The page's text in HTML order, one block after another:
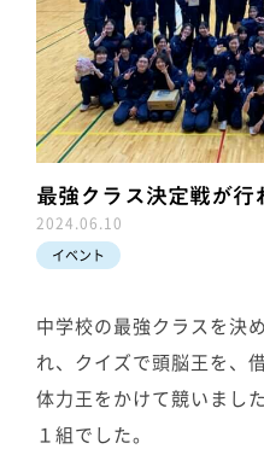
最強クラス決定戦が行
2024.06.10
イベント
中学校の最強クラスを決
れ、クイズで頭脳王を、
体力王をかけて競いまし
１組でした。